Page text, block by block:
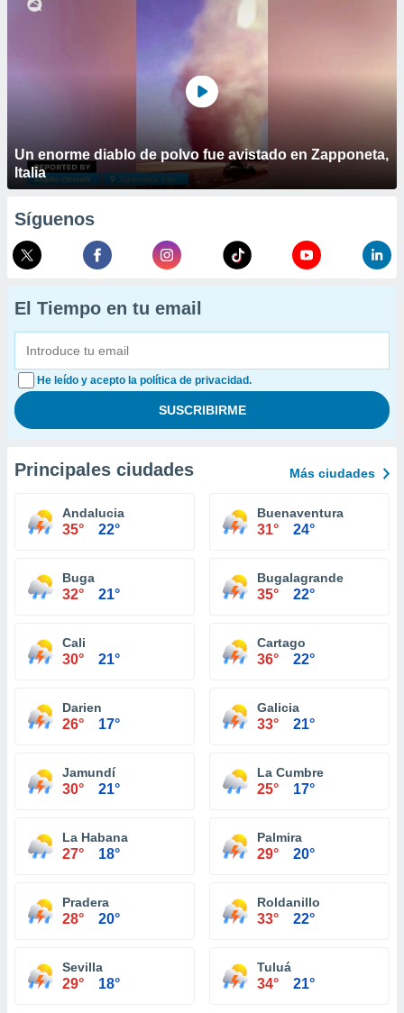
Un enorme diablo de polvo fue avistado en Zapponeta,
Italia
Síguenos
El Tiempo en tu email
He leído y acepto la política de privacidad.
Principales ciudades Más ciudades
Andalucia
35° 22°
Buenaventura
31° 24°
Buga
32° 21°
Bugalagrande
35° 22°
Cali
30° 21°
Cartago
36° 22°
Darien
26° 17°
Galicia
33° 21°
Jamundí
30° 21°
La Cumbre
25° 17°
La Habana
27° 18°
Palmira
29° 20°
Pradera
28° 20°
Roldanillo
33° 22°
Sevilla
29° 18°
Tuluá
34° 21°